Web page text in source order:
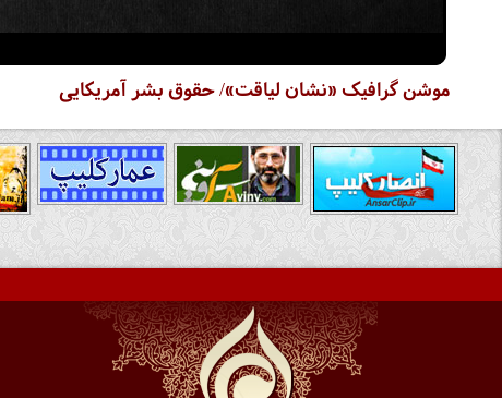
موشن گرافیک «نشان لیاقت»/ حقوق بشر آمریکایی